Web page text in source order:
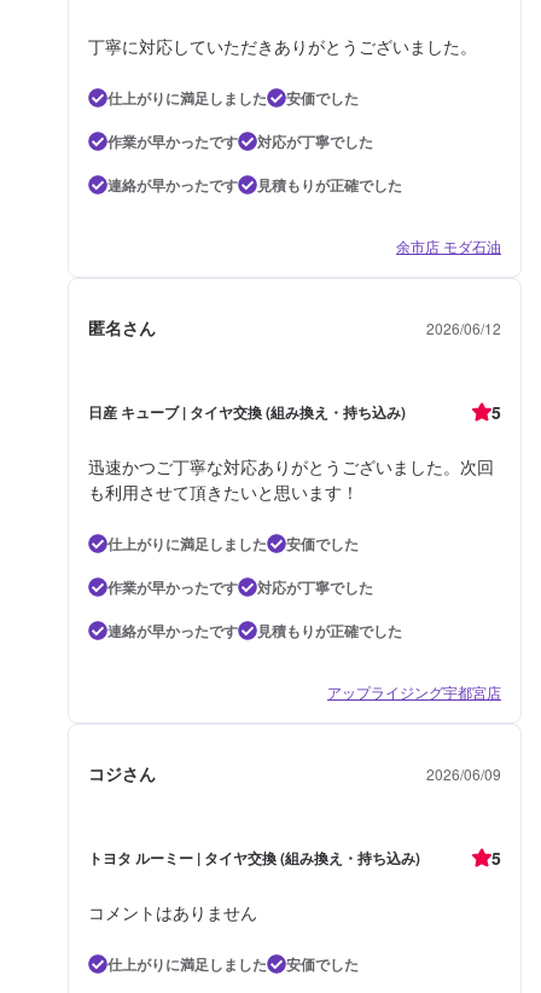
丁寧に対応していただきありがとうございました。
仕上がりに満足しました
安価でした
作業が早かったです
対応が丁寧でした
連絡が早かったです
見積もりが正確でした
余市店 モダ石油
匿名さん 2026/06/12
日産 キューブ | タイヤ交換 (組み換え・持ち込み) 5
迅速かつご丁寧な対応ありがとうございました。次回
も利用させて頂きたいと思います！
仕上がりに満足しました
安価でした
作業が早かったです
対応が丁寧でした
連絡が早かったです
見積もりが正確でした
アップライジング宇都宮店
コジさん 2026/06/09
トヨタ ルーミー | タイヤ交換 (組み換え・持ち込み) 5
コメントはありません
仕上がりに満足しました
安価でした